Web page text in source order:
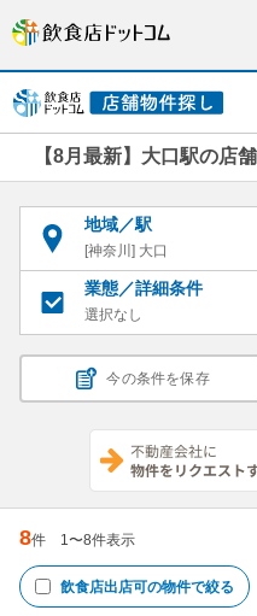
【8月最新】大口駅の店
地域／駅
[神奈川] 大口
業態／詳細条件
選択なし
今の条件を保存
8件 1〜8件表示
飲食店出店可の物件で絞る